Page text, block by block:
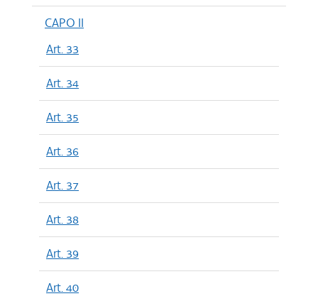
CAPO II
Art. 33
Art. 34
Art. 35
Art. 36
Art. 37
Art. 38
Art. 39
Art. 40